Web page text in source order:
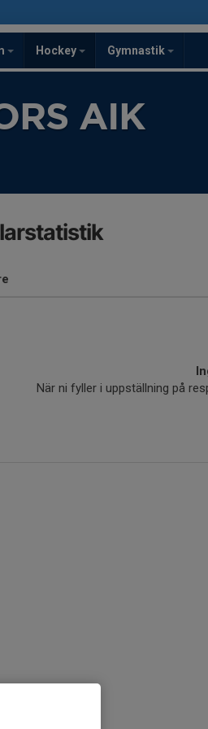
Hockey Gymnastik
AIK
När ni fyller i uppställning på